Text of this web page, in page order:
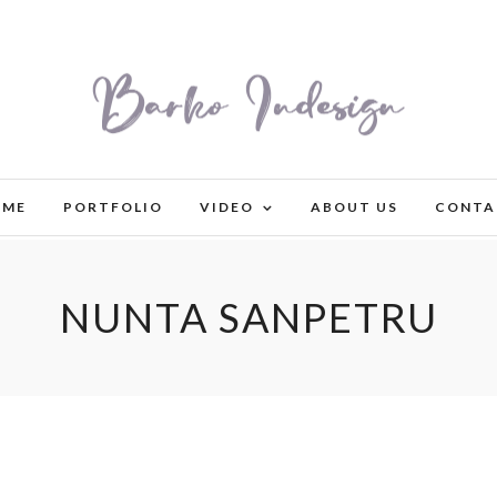
PORTFOLIO VIDEO ABOUT US
NUNTA SANPETRU